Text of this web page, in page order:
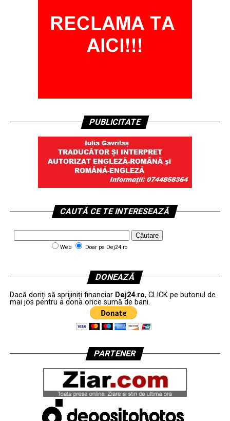
PUBLICITATE
CAUTĂ CE TE INTERESEAZĂ
Web Doar pe Dej24.ro
DONEAZĂ
Dacă doriți să sprijiniți financiar Dej24.ro, CLICK pe butonul de
mai jos pentru a dona orice sumă de bani.
PARTENER